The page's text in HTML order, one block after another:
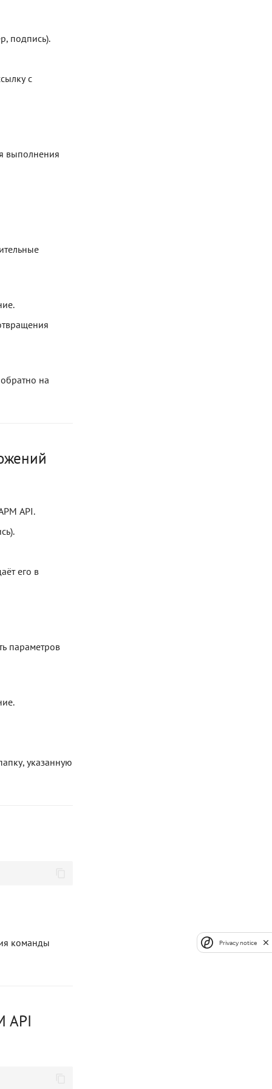
подпись).
с
выполнения
на
API.
его в
параметров
указанную
команды
API
Privacy notice